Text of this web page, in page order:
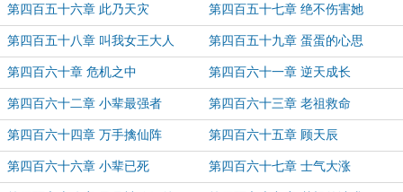
更） 更）
第四百五十六章 此乃天灾 第四百五十七章 绝不伤害她
第四百五十八章 叫我女王大人 第四百五十九章 蛋蛋的心思
第四百六十章 危机之中 第四百六十一章 逆天成长
第四百六十二章 小辈最强者 第四百六十三章 老祖救命
第四百六十四章 万手擒仙阵 第四百六十五章 顾天辰
第四百六十六章 小辈已死 第四百六十七章 士气大涨